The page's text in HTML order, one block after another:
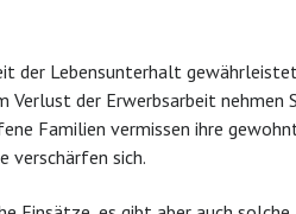
der Lebensunterhalt
Verlust der Erwerbsarbeit
Familien vermissen ihre
verschärfen sich.